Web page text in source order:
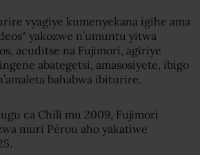
vyagiye kumenyekana igihe ama
yakozwe n’umuntu yitwa
acuditse na Fujimori, agiriye
abategetsi, amasosiyete, ibigo
bahabwa ibiturire.
ca Chili mu 2009, Fujimori
muri Pérou aho yakatiwe